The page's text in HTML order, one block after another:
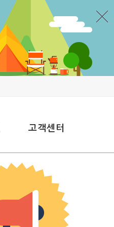
고객센터